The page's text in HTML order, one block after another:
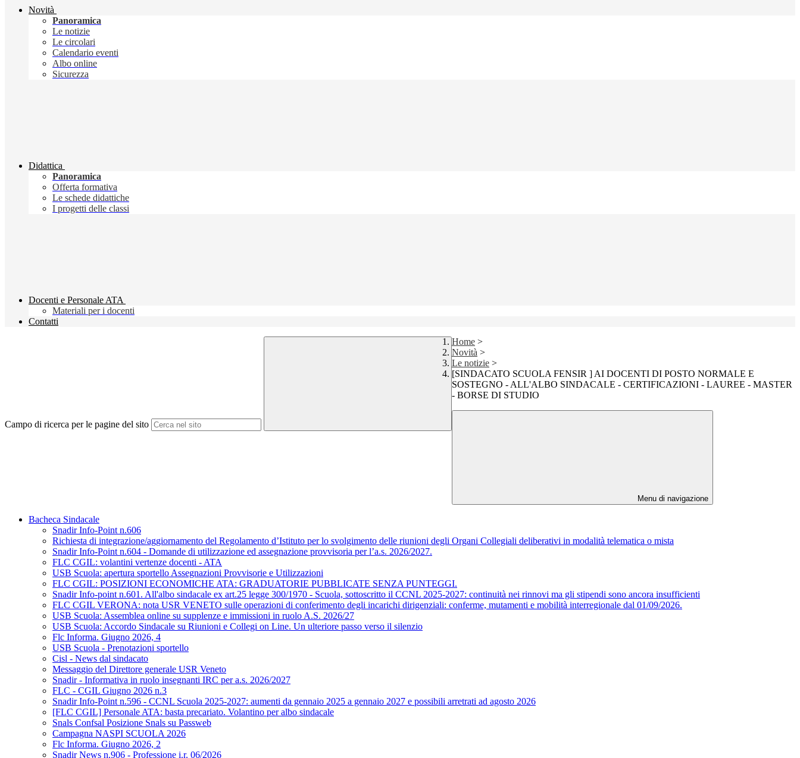
Novità
Panoramica
Le notizie
Le circolari
Calendario eventi
Albo online
Sicurezza
Didattica
Panoramica
Offerta formativa
Le schede didattiche
I progetti delle classi
Docenti e Personale ATA
Materiali per i docenti
Contatti
Campo di ricerca per le pagine del sito
Home >
Novità >
Le notizie >
[SINDACATO SCUOLA FENSIR ] AI DOCENTI DI POSTO NORMALE E
SOSTEGNO - ALL'ALBO SINDACALE - CERTIFICAZIONI - LAUREE - MASTER
- BORSE DI STUDIO
Menu di navigazione
Bacheca Sindacale
Snadir Info-Point n.606
Richiesta di integrazione/aggiornamento del Regolamento d’Istituto per lo svolgimento delle riunioni degli Organi Collegiali deliberativi in modalità telematica o mista
Snadir Info-Point n.604 - Domande di utilizzazione ed assegnazione provvisoria per l’a.s. 2026/2027.
FLC CGIL: volantini vertenze docenti - ATA
USB Scuola: apertura sportello Assegnazioni Provvisorie e Utilizzazioni
FLC CGIL: POSIZIONI ECONOMICHE ATA: GRADUATORIE PUBBLICATE SENZA PUNTEGGI.
Snadir Info-point n.601. All'albo sindacale ex art.25 legge 300/1970 - Scuola, sottoscritto il CCNL 2025-2027: continuità nei rinnovi ma gli stipendi sono ancora insufficienti
FLC CGIL VERONA: nota USR VENETO sulle operazioni di conferimento degli incarichi dirigenziali: conferme, mutamenti e mobilità interregionale dal 01/09/2026.
USB Scuola: Assemblea online su supplenze e immissioni in ruolo A.S. 2026/27
USB Scuola: Accordo Sindacale su Riunioni e Collegi on Line. Un ulteriore passo verso il silenzio
Flc Informa. Giugno 2026, 4
USB Scuola - Prenotazioni sportello
Cisl - News dal sindacato
Messaggio del Direttore generale USR Veneto
Snadir - Informativa in ruolo insegnanti IRC per a.s. 2026/2027
FLC - CGIL Giugno 2026 n.3
Snadir Info-Point n.596 - CCNL Scuola 2025-2027: aumenti da gennaio 2025 a gennaio 2027 e possibili arretrati ad agosto 2026
[FLC CGIL] Personale ATA: basta precariato. Volantino per albo sindacale
Snals Confsal Posizione Snals su Passweb
Campagna NASPI SCUOLA 2026
Flc Informa. Giugno 2026, 2
Snadir News n.906 - Professione i.r. 06/2026